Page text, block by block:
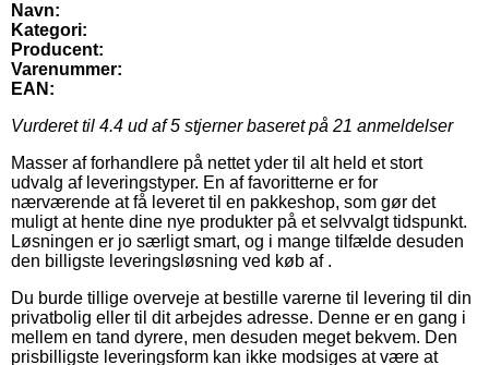
Navn:
Kategori:
Producent:
Varenummer:
EAN:
Vurderet til 4.4 ud af 5 stjerner baseret på 21 anmeldelser
Masser af forhandlere på nettet yder til alt held et stort
udvalg af leveringstyper. En af favoritterne er for
nærværende at få leveret til en pakkeshop, som gør det
muligt at hente dine nye produkter på et selvvalgt tidspunkt.
Løsningen er jo særligt smart, og i mange tilfælde desuden
den billigste leveringsløsning ved køb af .
Du burde tillige overveje at bestille varerne til levering til din
privatbolig eller til dit arbejdes adresse. Denne er en gang i
mellem en tand dyrere, men desuden meget bekvem. Den
prisbilligste leveringsform kan ikke modsiges at være at